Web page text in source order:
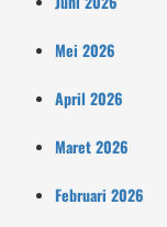
Mei 2026
April 2026
Maret 2026
Februari 2026